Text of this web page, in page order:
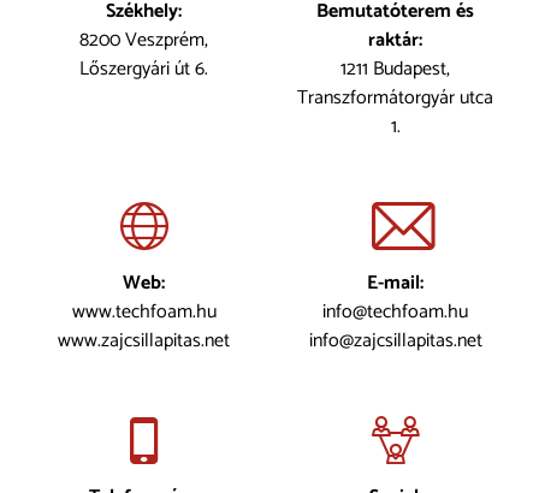
Székhely:
8200 Veszprém,
Lőszergyári út 6.
Bemutatóterem és
raktár:
1211 Budapest,
Transzformátorgyár utca
1.
Web:
www.techfoam.hu
www.zajcsillapitas.net
E-mail:
info@techfoam.hu
info@zajcsillapitas.net